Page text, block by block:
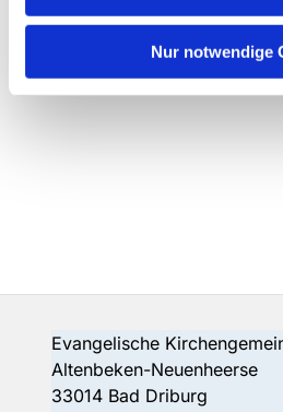
Nur notwendige
Evangelische
Altenbeken-
33014 Bad Driburg